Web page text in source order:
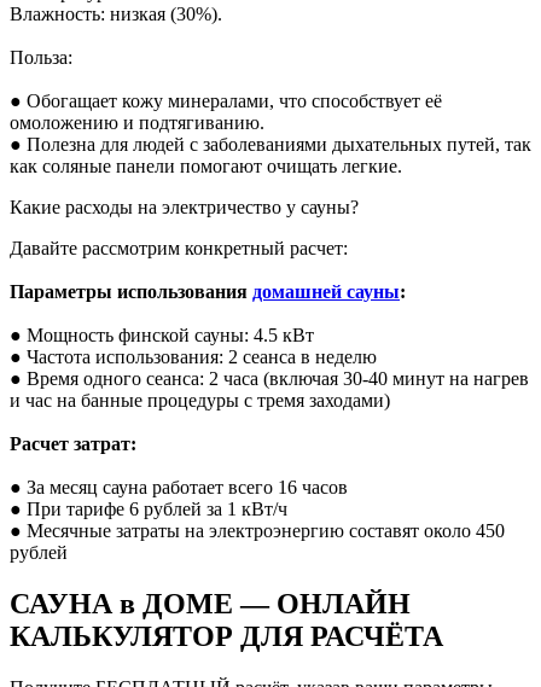
Влажность: низкая (30%).
Польза:
● Обогащает кожу минералами, что способствует её
омоложению и подтягиванию.
● Полезна для людей с заболеваниями дыхательных путей, так
как соляные панели помогают очищать легкие.
Какие расходы на электричество у сауны?
Давайте рассмотрим конкретный расчет:
Параметры использования домашней сауны:
● Мощность финской сауны: 4.5 кВт
● Частота использования: 2 сеанса в неделю
● Время одного сеанса: 2 часа (включая 30-40 минут на нагрев
и час на банные процедуры с тремя заходами)
Расчет затрат:
● За месяц сауна работает всего 16 часов
● При тарифе 6 рублей за 1 кВт/ч
● Месячные затраты на электроэнергию составят около 450
рублей
САУНА в ДОМЕ — ОНЛАЙН
КАЛЬКУЛЯТОР ДЛЯ РАСЧЁТА